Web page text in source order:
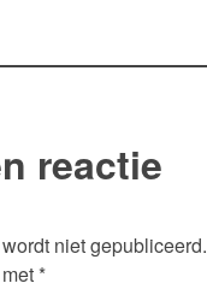
reactie
niet gepubliceerd.
*